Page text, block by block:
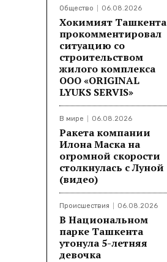
Общество 06.08.2026
Хокимият Ташкента
прокомментировал
ситуацию со
строительством
жилого комплекса
ООО «ORIGINAL
LYUKS SERVIS»
В мире 06.08.2026
Ракета компании
Илона Маска на
огромной скорости
столкнулась с Луной
(видео)
Происшествия 06.08.2026
В Национальном
парке Ташкента
утонула 5-летняя
девочка